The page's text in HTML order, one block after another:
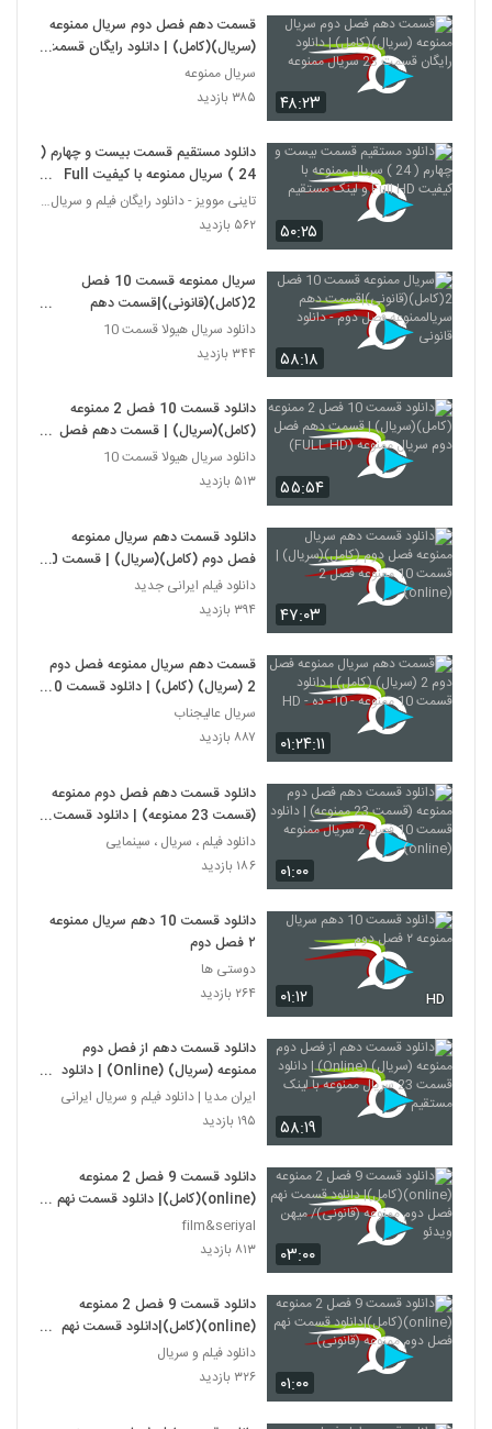
۴۸:۲۳
قسمت دهم فصل دوم سریال ممنوعه
(سریال)(کامل) | دانلود رایگان قسمت
23 سریال ممنوعه
سریال ممنوعه
۳۸۵ بازدید
۵۰:۲۵
دانلود مستقیم قسمت بیست و چهارم (
24 ) سریال ممنوعه با کیفیت Full
HD و لینک مستقیم
تاینی موویز - دانلود رایگان فیلم و سریال ایرانی جد
۵۶۲ بازدید
۵۸:۱۸
سریال ممنوعه قسمت 10 فصل
2(کامل)(قانونی)|قسمت دهم
سریالممنوعه فصل دوم - دانلود قانونی
دانلود سریال هیولا قسمت 10
۳۴۴ بازدید
۵۵:۵۴
دانلود قسمت 10 فصل 2 ممنوعه
(کامل)(سریال) | قسمت دهم فصل
دوم سریال ممنوعه (FULL HD)
دانلود سریال هیولا قسمت 10
۵۱۳ بازدید
۴۷:۰۳
دانلود قسمت دهم سریال ممنوعه
فصل دوم (کامل)(سریال) | قسمت 10
ممنوعه فصل 2 (online)
دانلود فیلم ایرانی جدید
۳۹۴ بازدید
۰۱:۲۴:۱۱
قسمت دهم سریال ممنوعه فصل دوم
2 (سریال) (کامل) | دانلود قسمت 10
ممنوعه - 10- ده - HD
سریال عالیجناب
۸۸۷ بازدید
۰۱:۰۰
دانلود قسمت دهم فصل دوم ممنوعه
(قسمت 23 ممنوعه) | دانلود قسمت
10 فصل 2 سریال ممنوعه (online)
دانلود فیلم ، سریال ، سینمایی
۱۸۶ بازدید
۰۱:۱۲ HD
دانلود قسمت 10 دهم سریال ممنوعه
۲ فصل دوم
دوستی ها
۲۶۴ بازدید
۵۸:۱۹
دانلود قسمت دهم از فصل دوم
ممنوعه (سریال) (Online) | دانلود
قسمت 23 سریال ممنوعه با لینک
مستقیم
ایران مدیا | دانلود فیلم و سریال ایرانی
۱۹۵ بازدید
۰۳:۰۰
دانلود قسمت 9 فصل 2 ممنوعه
(online)(کامل)| دانلود قسمت نهم
فصل دوم ممنوعه (قانونی)/ میهن
ویدئو
film&seriyal
۸۱۳ بازدید
۰۱:۰۰
دانلود قسمت 9 فصل 2 ممنوعه
(online)(کامل)|دانلود قسمت نهم
فصل دوم ممنوعه (قانونی)
دانلود فیلم و سریال
۳۲۶ بازدید